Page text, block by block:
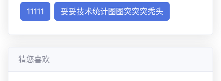
11111 妥妥技术统计图图突突突秃头
猜您喜欢